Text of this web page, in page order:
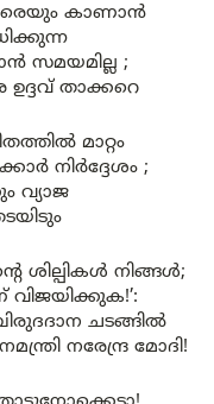
കാണാൻ
സമയമില്ല ;
ഉദ്ദവ് താക്കറെ
മാറ്റം
നിർദ്ദേശം ;
വ്യാജ
ശില്പികൾ നിങ്ങൾ;
ചടങ്ങിൽ
നരേന്ദ്ര മോദി!